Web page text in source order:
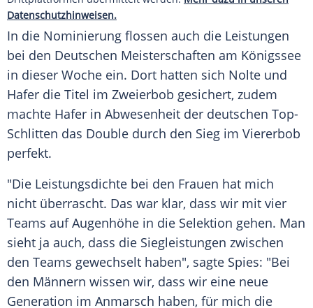
Datenschutzhinweisen.
In die Nominierung flossen auch die Leistungen
bei den Deutschen Meisterschaften am Königssee
in dieser Woche ein. Dort hatten sich Nolte und
Hafer die Titel im Zweierbob gesichert, zudem
machte Hafer in Abwesenheit der deutschen Top-
Schlitten das Double durch den Sieg im Viererbob
perfekt.
"Die Leistungsdichte bei den Frauen hat mich
nicht überrascht. Das war klar, dass wir mit vier
Teams auf Augenhöhe in die Selektion gehen. Man
sieht ja auch, dass die Siegleistungen zwischen
den Teams gewechselt haben", sagte Spies: "Bei
den Männern wissen wir, dass wir eine neue
Generation im Anmarsch haben, für mich die